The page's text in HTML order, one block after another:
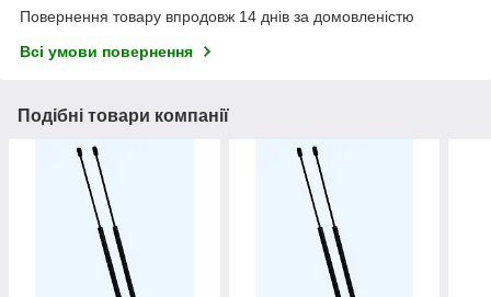
Повернення товару впродовж 14 днів за домовленістю
Всі умови повернення
Подібні товари компанії